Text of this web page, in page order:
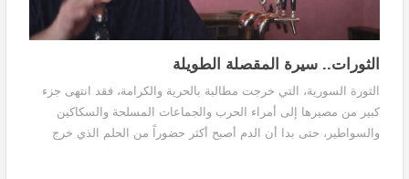
الثورات.. سيرة المقصلة الطويلة
الثورة السورية، التي خرجت مطالبة بالحرية والكرامة، فقد انتهى جزء
كبير من مصيرها إلى أمراء الحرب والجماعات المسلحة والسكاكين
والسواطير، حتى بدا أن الدم أصبح أكثر حضوراً من الحلم الذي خرج